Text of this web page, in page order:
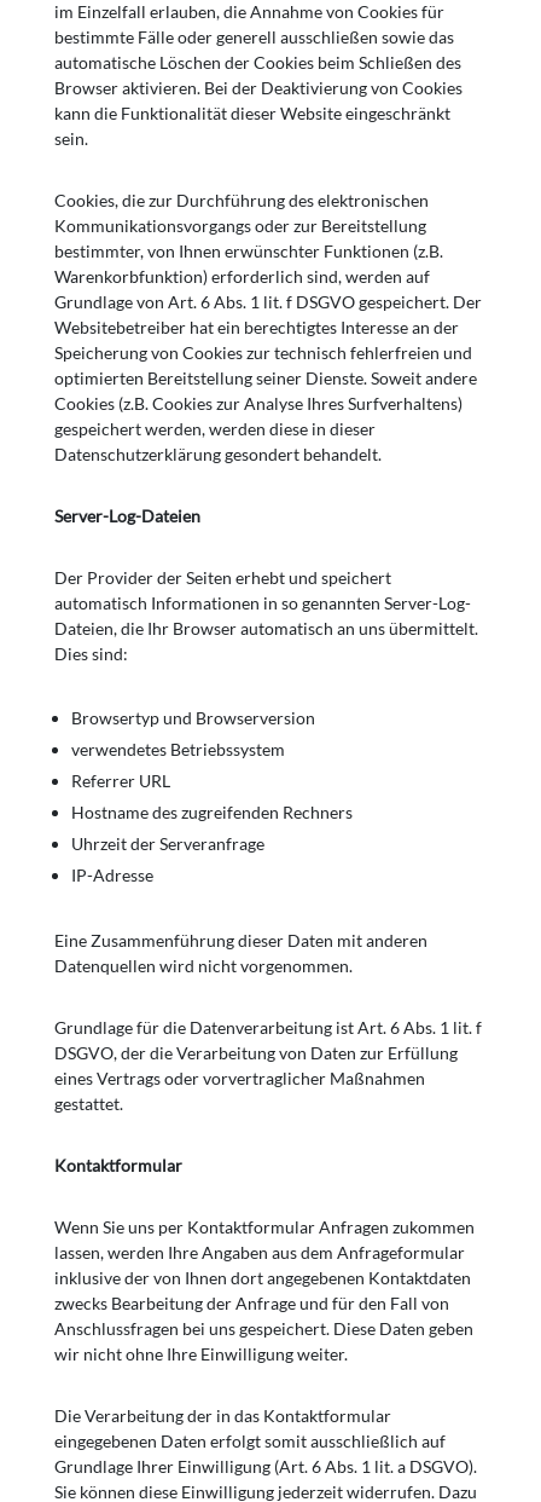
im Einzelfall erlauben, die Annahme von Cookies für
bestimmte Fälle oder generell ausschließen sowie das
automatische Löschen der Cookies beim Schließen des
Browser aktivieren. Bei der Deaktivierung von Cookies
kann die Funktionalität dieser Website eingeschränkt
sein.
Cookies, die zur Durchführung des elektronischen
Kommunikationsvorgangs oder zur Bereitstellung
bestimmter, von Ihnen erwünschter Funktionen (z.B.
Warenkorbfunktion) erforderlich sind, werden auf
Grundlage von Art. 6 Abs. 1 lit. f DSGVO gespeichert. Der
Websitebetreiber hat ein berechtigtes Interesse an der
Speicherung von Cookies zur technisch fehlerfreien und
optimierten Bereitstellung seiner Dienste. Soweit andere
Cookies (z.B. Cookies zur Analyse Ihres Surfverhaltens)
gespeichert werden, werden diese in dieser
Datenschutzerklärung gesondert behandelt.
Server-Log-Dateien
Der Provider der Seiten erhebt und speichert
automatisch Informationen in so genannten Server-Log-
Dateien, die Ihr Browser automatisch an uns übermittelt.
Dies sind:
Browsertyp und Browserversion
verwendetes Betriebssystem
Referrer URL
Hostname des zugreifenden Rechners
Uhrzeit der Serveranfrage
IP-Adresse
Eine Zusammenführung dieser Daten mit anderen
Datenquellen wird nicht vorgenommen.
Grundlage für die Datenverarbeitung ist Art. 6 Abs. 1 lit. f
DSGVO, der die Verarbeitung von Daten zur Erfüllung
eines Vertrags oder vorvertraglicher Maßnahmen
gestattet.
Kontaktformular
Wenn Sie uns per Kontaktformular Anfragen zukommen
lassen, werden Ihre Angaben aus dem Anfrageformular
inklusive der von Ihnen dort angegebenen Kontaktdaten
zwecks Bearbeitung der Anfrage und für den Fall von
Anschlussfragen bei uns gespeichert. Diese Daten geben
wir nicht ohne Ihre Einwilligung weiter.
Die Verarbeitung der in das Kontaktformular
eingegebenen Daten erfolgt somit ausschließlich auf
Grundlage Ihrer Einwilligung (Art. 6 Abs. 1 lit. a DSGVO).
Sie können diese Einwilligung jederzeit widerrufen. Dazu